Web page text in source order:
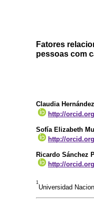
Fatores
pessoas com
Claudia
http://
Sofía Elizabeth
http://
Ricardo Sánchez
http://
1
Universidad